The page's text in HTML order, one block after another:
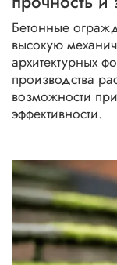
просадка грунта
имитация камня
плитка для
как убрать высолы
бордюрные
подогрев
натуральный
Бетонные
высокую
архитектурных
производства
возможности
эффективности.